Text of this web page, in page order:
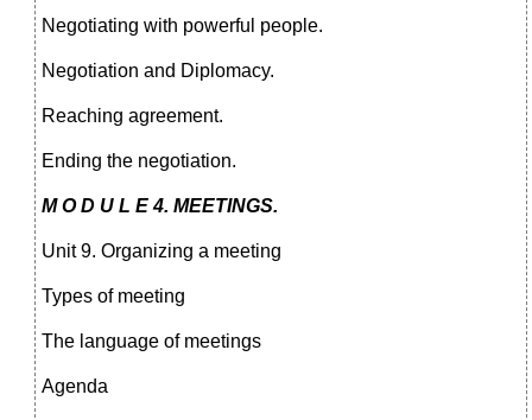
Negotiating with powerful people.
Negotiation and Diplomacy.
Reaching agreement.
Ending the negotiation.
M O D U L E 4. MEETINGS.
Unit 9. Organizing a meeting
Types of meeting
The language of meetings
Agenda